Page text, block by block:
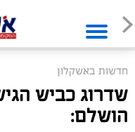
חדשות באשקלון
שדרוג כביש
הושלם: